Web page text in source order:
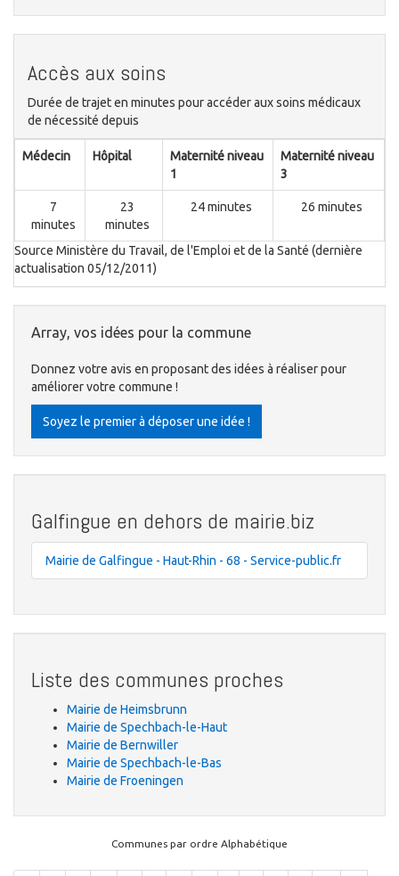
Accès aux soins
Durée de trajet en minutes pour accéder aux soins médicaux
de nécessité depuis
Médecin Hôpital
Maternité niveau
1
Maternité niveau
3
7
minutes
23
minutes
24 minutes 26 minutes
Source Ministère du Travail, de l'Emploi et de la Santé (dernière
actualisation 05/12/2011)
Array, vos idées pour la commune
Donnez votre avis en proposant des idées à réaliser pour
améliorer votre commune !
Soyez le premier à déposer une idée !
Galfingue en dehors de mairie.biz
Mairie de Galfingue - Haut-Rhin - 68 - Service-public.fr
Liste des communes proches
Mairie de Heimsbrunn
Mairie de Spechbach-le-Haut
Mairie de Bernwiller
Mairie de Spechbach-le-Bas
Mairie de Froeningen
Communes par ordre Alphabétique